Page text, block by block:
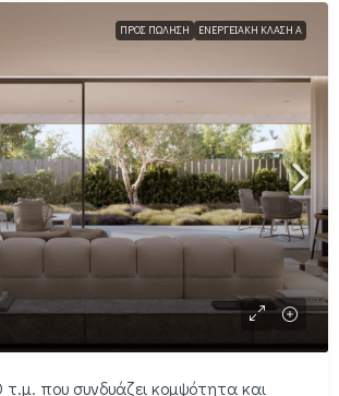
ΠΡΟΣ ΠΏΛΗΣΗ ΕΝΕΡΓΕΙΑΚΉ ΚΛΆΣΗ Α
τ.μ. που συνδυάζει κομψότητα και